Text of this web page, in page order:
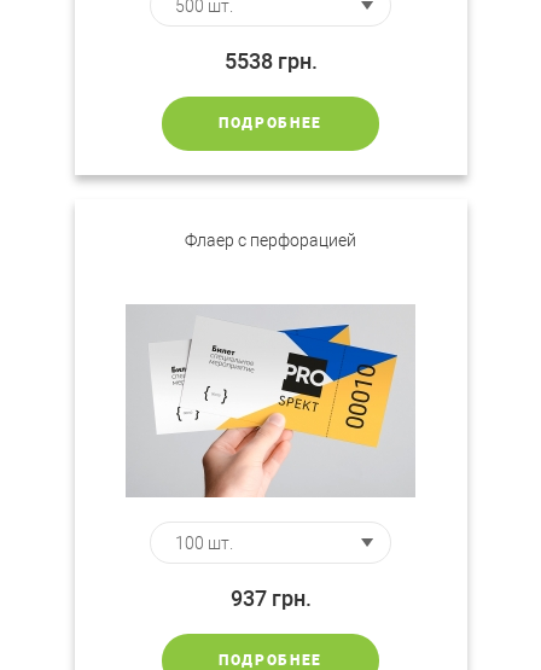
5538 грн.
ПОДРОБНЕЕ
Флаер с перфорацией
937 грн.
ПОДРОБНЕЕ